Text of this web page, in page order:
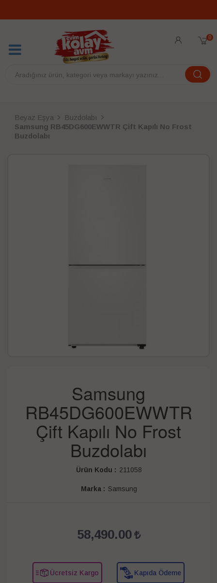
0
Beyaz Eşya
Buzdolabı
Samsung RB45DG600EWWTR Çift Kapılı No Frost
Buzdolabı
Samsung
RB45DG600EWWTR
Çift Kapılı No Frost
Buzdolabı
Ürün Kodu : 211058
Marka : Samsung
58,490.00
Ücretsiz Kargo Kapıda Ödeme